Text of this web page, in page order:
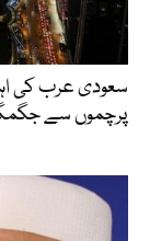
سعودی عرب کی
پرچموں سے